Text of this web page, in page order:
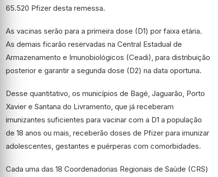
65.520 Pfizer desta remessa.
As vacinas serão para a primeira dose (D1) por faixa etária.
As demais ficarão reservadas na Central Estadual de
Armazenamento e Imunobiológicos (Ceadi), para distribuição
posterior e garantir a segunda dose (D2) na data oportuna.
Desse quantitativo, os municípios de Bagé, Jaguarão, Porto
Xavier e Santana do Livramento, que já receberam
imunizantes suficientes para vacinar com a D1 a população
de 18 anos ou mais, receberão doses de Pfizer para imunizar
adolescentes, gestantes e puérperas com comorbidades.
Cada uma das 18 Coordenadorias Regionais de Saúde (CRS)